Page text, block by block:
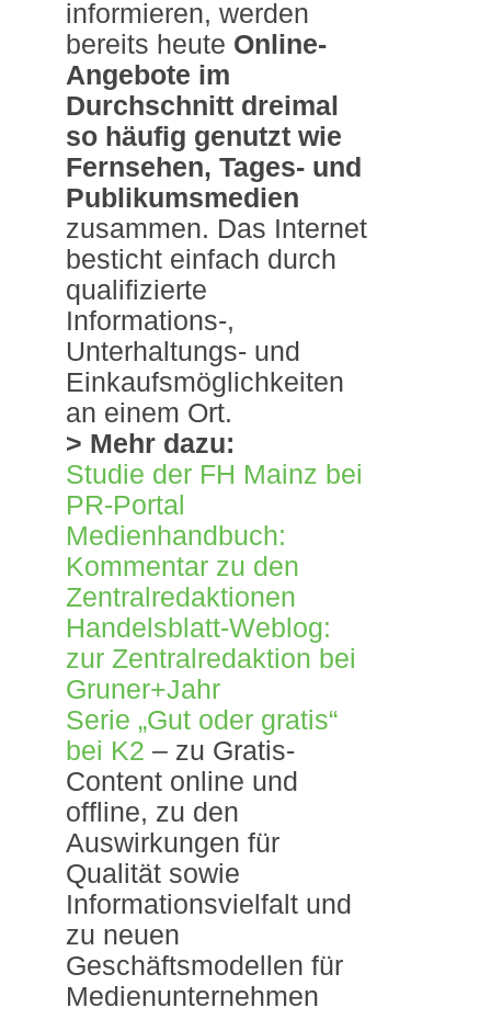
informieren, werden
bereits heute Online-
Angebote im
Durchschnitt dreimal
so häufig genutzt wie
Fernsehen, Tages- und
Publikumsmedien
zusammen. Das Internet
besticht einfach durch
qualifizierte
Informations-,
Unterhaltungs- und
Einkaufsmöglichkeiten
an einem Ort.
> Mehr dazu:
Studie der FH Mainz bei
PR-Portal
Medienhandbuch:
Kommentar zu den
Zentralredaktionen
Handelsblatt-Weblog:
zur Zentralredaktion bei
Gruner+Jahr
Serie „Gut oder gratis“
bei K2 – zu Gratis-
Content online und
offline, zu den
Auswirkungen für
Qualität sowie
Informationsvielfalt und
zu neuen
Geschäftsmodellen für
Medienunternehmen